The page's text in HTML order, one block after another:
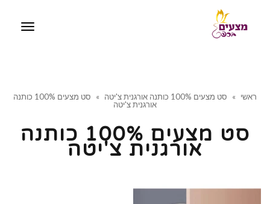
תפריט
ראשי » סט מצעים 100% כותנה אורגנית צ'יטה »
סט מצעים 100% כותנה
אורגנית צ'יטה
סט מצעים 100% כותנה
אורגנית צ'יטה